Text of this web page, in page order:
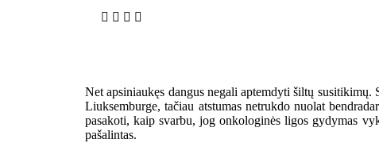
Net apsiniaukęs dangus negali aptemdyti šiltų
Liuksemburge, tačiau atstumas netrukdo nuolat
pasakoti, kaip svarbu, jog onkologinės ligos gydymas
pašalintas.